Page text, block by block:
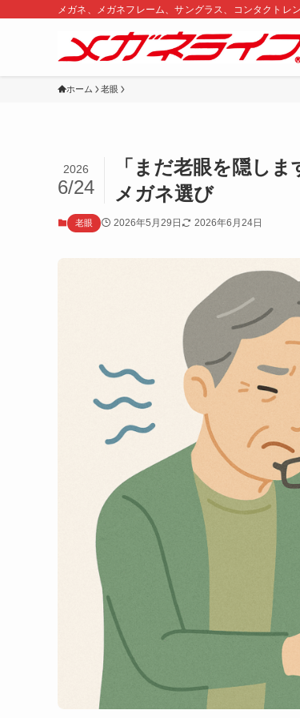
メガネ、メガネフレーム、サングラス、コンタクトレ
ホーム 老眼
「まだ老眼を隠し
メガネ選び
2026
6/24
老眼 2026年5月29日 2026年6月24日